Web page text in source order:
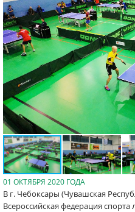
01 ОКТЯБРЯ 2020 ГОДА
В г. Чебоксары (Чувашская
Всероссийская федерация